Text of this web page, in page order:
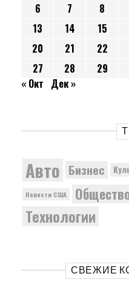
6
7 8
13
14 15
20
21 22
27
28 29
« Окт Дек »
Авто Бизнес
Новости США
Технологии
СВЕЖИЕ